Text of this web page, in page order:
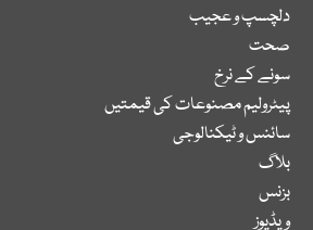
دلچسپ و عجیب
صحت
سونے کے نرخ
پیٹرولیم مصنوعات کی قیمتیں
سائنس و ٹیکنالوجی
بلاگ
بزنس
ویڈیوز